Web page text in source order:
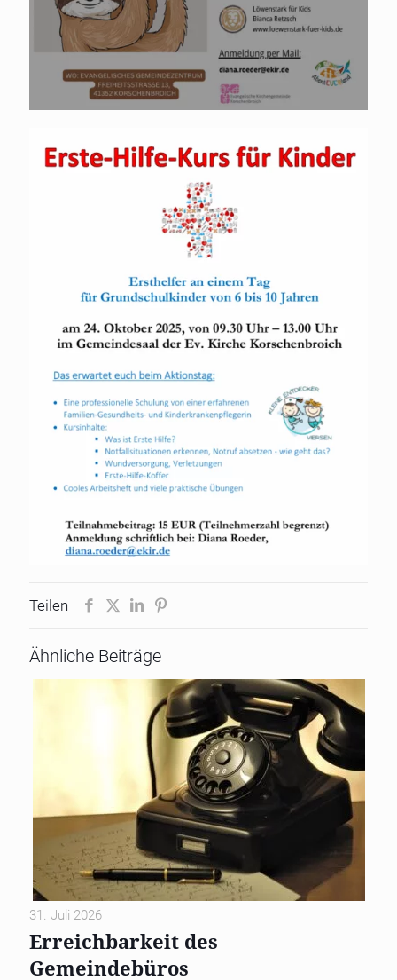
Teilen
Ähnliche Beiträge
31. Juli 2026
Erreichbarkeit des
Gemeindebüros